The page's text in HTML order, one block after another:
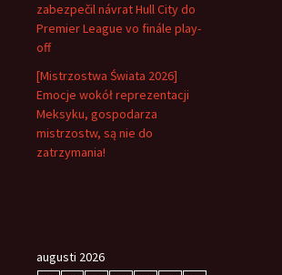
zabezpečil návrat Hull City do
Premier League vo finále play-
off
[Mistrzostwa Świata 2026]
Emocje wokół reprezentacji
Meksyku, gospodarza
mistrzostw, są nie do
zatrzymania!
augusti 2026